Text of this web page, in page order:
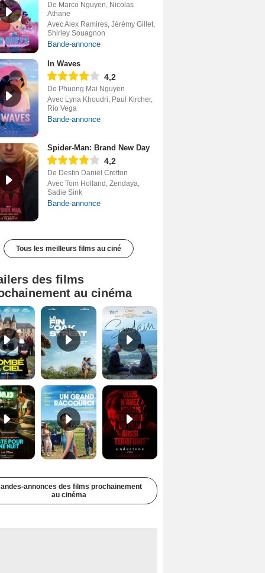
De Marco Nguyen, Nicolas
Athane
Avec Alex Ramires, Jérémy Gillet,
Shirley Souagnon
Bande-annonce
In Waves
4,2
De Phuong Mai Nguyen
Avec Lyna Khoudri, Paul Kircher,
Rio Vega
Bande-annonce
Spider-Man: Brand New Day
4,2
De Destin Daniel Cretton
Avec Tom Holland, Zendaya,
Sadie Sink
Bande-annonce
Tous les meilleurs films au ciné
des films
au cinéma
Tombé du ciel Bande-annonce VF La fin d’Oak Street Bande-annonce VO STFR
Juste pour une nuit Bande-annonce VO STFR Un grand raccourci Bande-annonce VF Undertone Bande-annonce VO STFR
annonces des films prochainement
au cinéma